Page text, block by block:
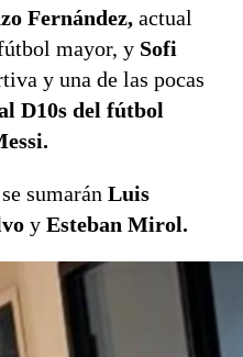
Fernández, actual
mayor, y Sofi
y una de las pocas
D10s del fútbol
sumarán Luis
y Esteban Mirol.